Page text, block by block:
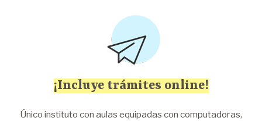
¡Incluye trámites online!
Único instituto con aulas equipadas con computadoras,